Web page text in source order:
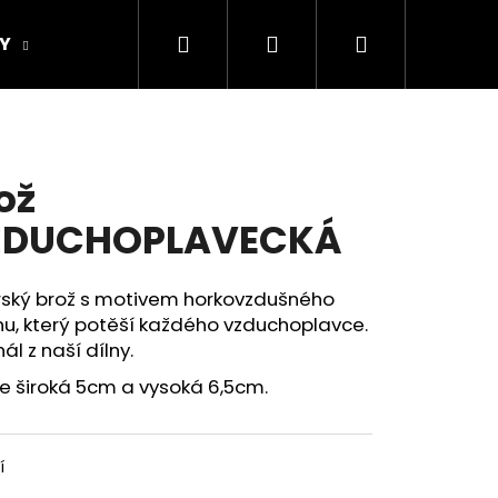
ORIGINAL DESIGN Obchodní podmínky
Hledat PřihlášeníNákupní
brož s motivem horkovzdušného
který potěší každého vzduchoplavce.
z naší dílny.
široká 5cm a vysoká 6,5cm.